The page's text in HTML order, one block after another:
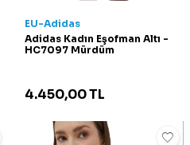
EU-Adidas
Adidas Kadın Eşofman Altı -
HC7097 Mürdüm
4.450,00TL